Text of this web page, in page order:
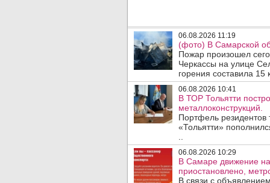
06.08.2026 11:19
(фото) В Самарской
Пожар произошел
Черкассы на улице
горения составила 15
06.08.2026 10:41
В ТОР Тольятти
металлоконструкций.
Портфель
«Тольятти»
06.08.2026 10:29
В Самаре движение
приостановлено,
В связи с